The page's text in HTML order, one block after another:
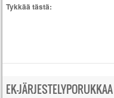
Tykkää tästä:
EK-